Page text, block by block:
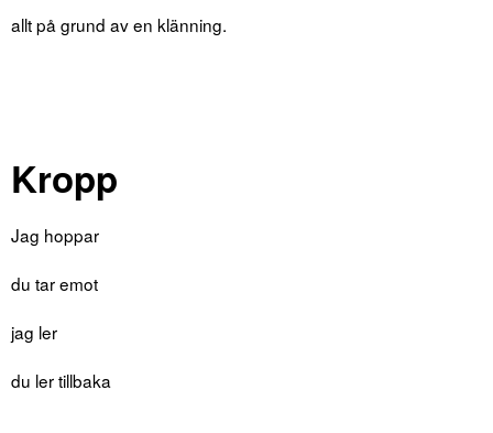
allt på grund av en klänning.
Kropp
Jag hoppar
du tar emot
jag ler
du ler tillbaka